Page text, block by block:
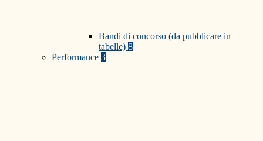
Bandi di concorso (da pubblicare in
tabelle) 8
Performance 3